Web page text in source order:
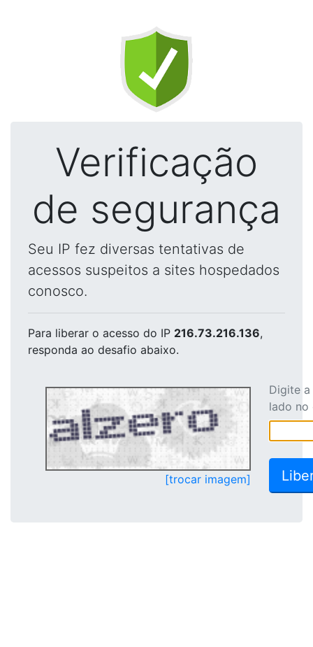
Verificação
de segurança
Seu IP fez diversas tentativas de
acessos suspeitos a sites hospedados
conosco.
Para liberar o acesso do IP 216.73.216.136,
responda ao desafio abaixo.
[trocar imagem]
Digite
lado no